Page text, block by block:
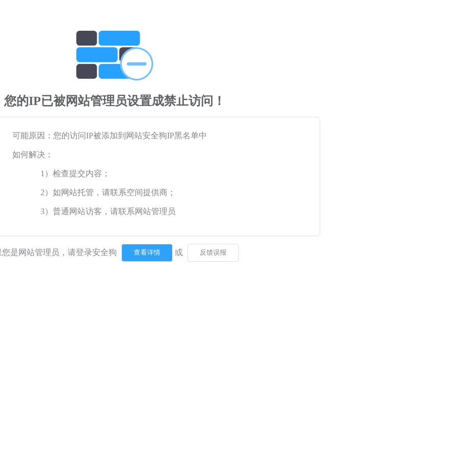
您的IP已被网站管理员设置成禁止访问！
可能原因：您的访问IP被添加到网站安全狗IP黑名单中
如何解决：
1）检查提交内容；
2）如网站托管，请联系空间提供商；
3）普通网站访客，请联系网站管理员
您是网站管理员，请登录安全狗 或